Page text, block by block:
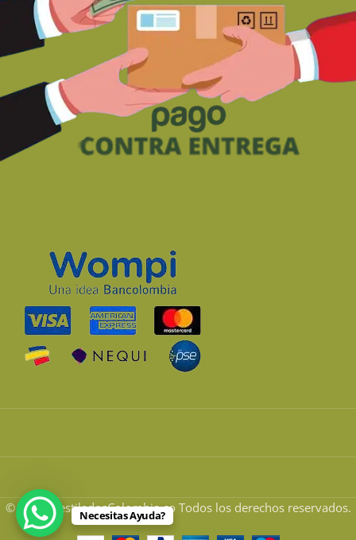
© 2026 DestiladosColombia.co Todos los derechos reservados.
Necesitas Ayuda?